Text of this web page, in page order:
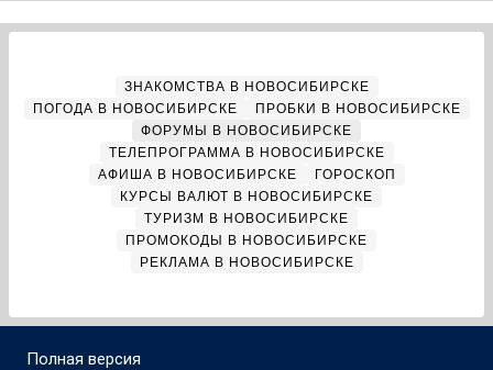
ЗНАКОМСТВА В НОВОСИБИРСКЕ
ПОГОДА В НОВОСИБИРСКЕ
ПРОБКИ В НОВОСИБИРСКЕ
ФОРУМЫ В НОВОСИБИРСКЕ
ТЕЛЕПРОГРАММА В НОВОСИБИРСКЕ
АФИША В НОВОСИБИРСКЕ
ГОРОСКОП
КУРСЫ ВАЛЮТ В НОВОСИБИРСКЕ
ТУРИЗМ В НОВОСИБИРСКЕ
ПРОМОКОДЫ В НОВОСИБИРСКЕ
РЕКЛАМА В НОВОСИБИРСКЕ
Полная версия